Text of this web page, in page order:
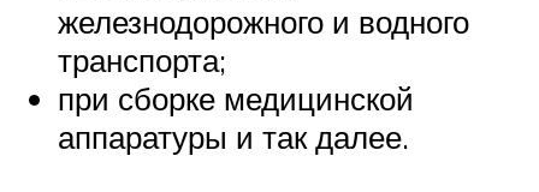
железнодорожного и водного
транспорта;
при сборке медицинской
аппаратуры и так далее.